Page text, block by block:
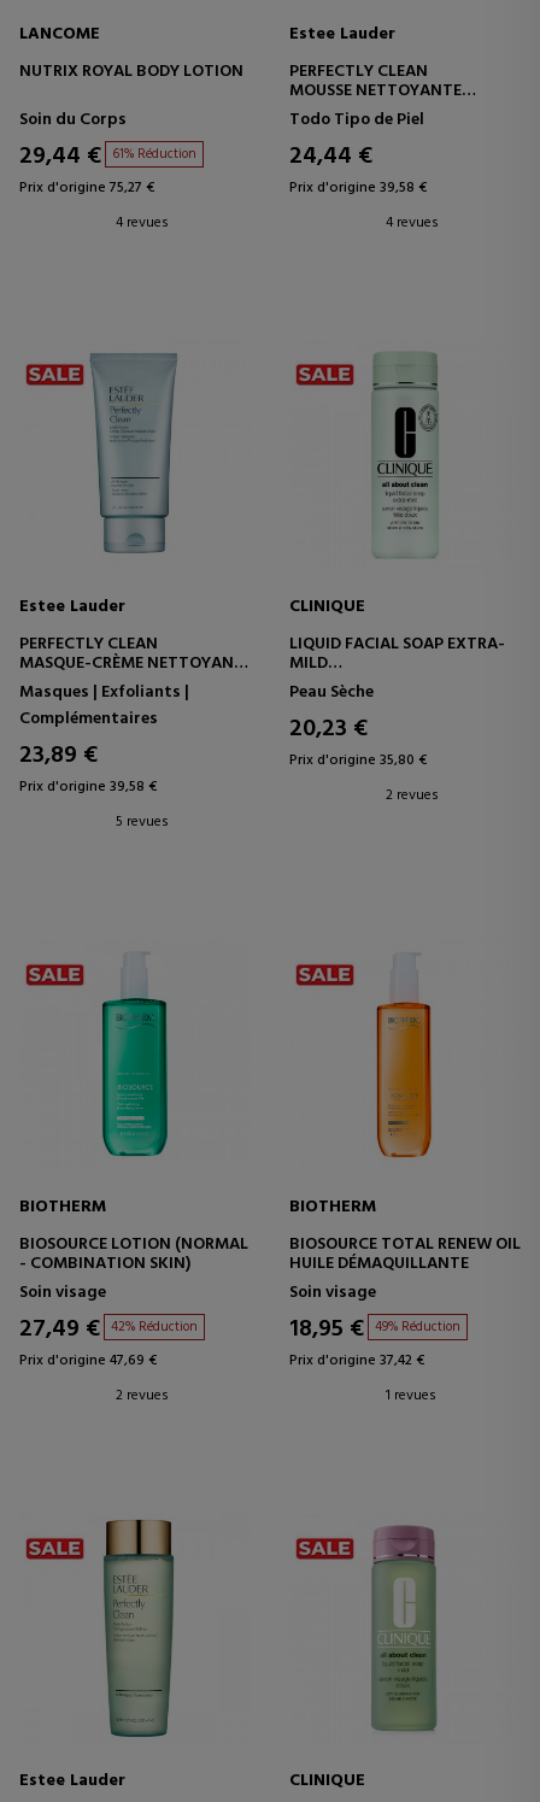
LANCOME
NUTRIX ROYAL BODY LOTION
Soin du Corps
29,44 € 61% Réduction
Prix d'origine 75,27 €
4 revues
Estee Lauder
PERFECTLY CLEAN
MOUSSE NETTOYANTE
MULTI-ACTIONS / MASQUE
PURIFIANT
Todo Tipo de Piel
24,44 €
Prix d'origine 39,58 €
4 revues
Estee Lauder
PERFECTLY CLEAN
MASQUE-CRÈME NETTOYANT
HYDRATANT MULTI-ACTIONS
Masques | Exfoliants |
Complémentaires
23,89 €
Prix d'origine 39,58 €
5 revues
CLINIQUE
LIQUID FACIAL SOAP EXTRA-
MILD
SAVON POUR LE VISAGE
Peau Sèche
20,23 €
Prix d'origine 35,80 €
2 revues
BIOTHERM
BIOSOURCE LOTION (NORMAL
- COMBINATION SKIN)
Soin visage
27,49 € 42% Réduction
Prix d'origine 47,69 €
2 revues
BIOTHERM
BIOSOURCE TOTAL RENEW OIL
HUILE DÉMAQUILLANTE
Soin visage
18,95 € 49% Réduction
Prix d'origine 37,42 €
1 revues
Estee Lauder
CLINIQUE